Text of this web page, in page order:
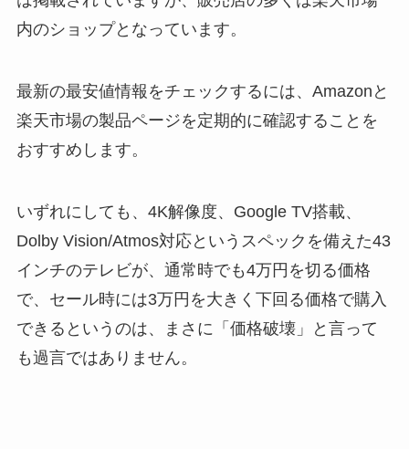
内のショップとなっています。
最新の最安値情報をチェックするには、Amazonと
楽天市場の製品ページを定期的に確認することを
おすすめします。
いずれにしても、4K解像度、Google TV搭載、
Dolby Vision/Atmos対応というスペックを備えた43
インチのテレビが、通常時でも4万円を切る価格
で、セール時には3万円を大きく下回る価格で購入
できるというのは、まさに「価格破壊」と言って
も過言ではありません。